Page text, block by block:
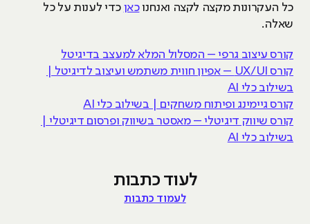
כל העקרונות מקצה לקצה ואנחנוכאן כדי לענות על כל
שאלה.
קורס עיצוב גרפי – המסלול המלא למעצב בדיגיטל
קורס UX/UI – אפיון חווית משתמש ועיצוב לדיגיטל |
בשילוב כלי AI
קורס גיימינג ופיתוח משחקים | בשילוב כלי AI
קורס שיווק דיגיטלי – מאסטר בשיווק ופרסום דיגיטלי |
בשילוב כלי AI
לעוד כתבות
לעמוד כתבות